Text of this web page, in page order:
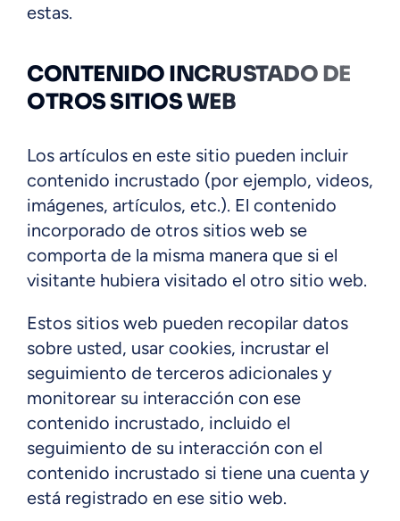
estas.
CONTENIDO INCRUSTADO DE
OTROS SITIOS WEB
Los artículos en este sitio pueden incluir
contenido incrustado (por ejemplo, videos,
imágenes, artículos, etc.). El contenido
incorporado de otros sitios web se
comporta de la misma manera que si el
visitante hubiera visitado el otro sitio web.
Estos sitios web pueden recopilar datos
sobre usted, usar cookies, incrustar el
seguimiento de terceros adicionales y
monitorear su interacción con ese
contenido incrustado, incluido el
seguimiento de su interacción con el
contenido incrustado si tiene una cuenta y
está registrado en ese sitio web.